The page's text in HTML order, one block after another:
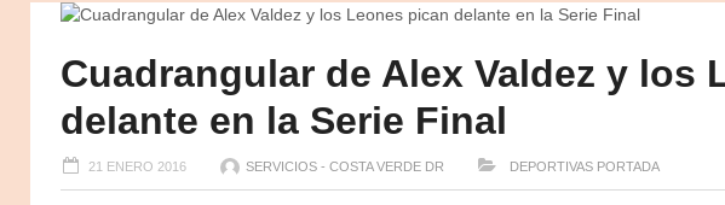
Cuadrangular de Alex Valdez y los
delante en la Serie Final
21 ENERO 2016 SERVICIOS - COSTA VERDE DR DEPORTIVAS PORTADA